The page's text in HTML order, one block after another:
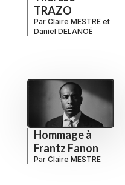
TRAZO
Par Claire MESTRE et
Daniel DELANOË
Hommage à
Frantz Fanon
Par Claire MESTRE